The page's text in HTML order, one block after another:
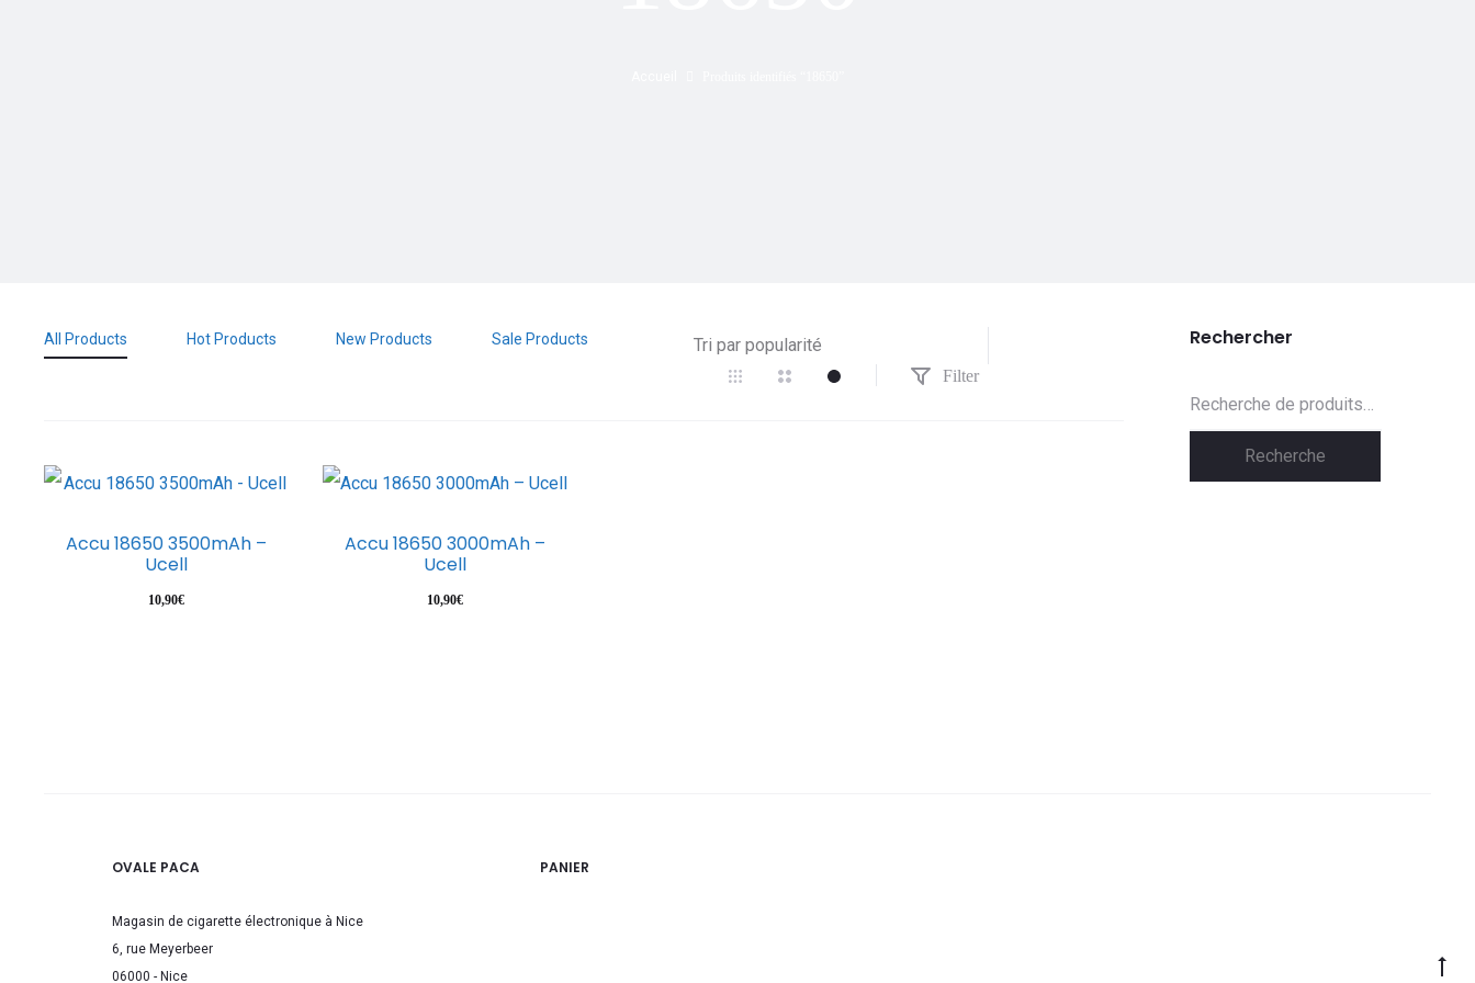
All Products Hot Products New Products Sale Products
Filter
Accu 18650 3500mAh –
Ucell
10,90€
Accu 18650 3000mAh –
Ucell
10,90€
Rechercher
Recherche
pour :
Recherche
OVALE PACA
Magasin de cigarette électronique à Nice
6, rue Meyerbeer
06000 - Nice
PANIER